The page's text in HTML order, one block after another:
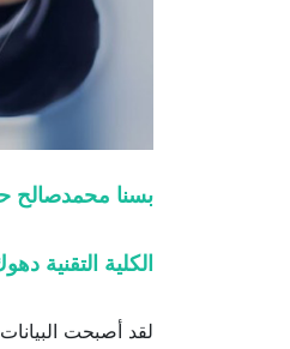
بسنا
الكلية التقنية
لقد أصبحت